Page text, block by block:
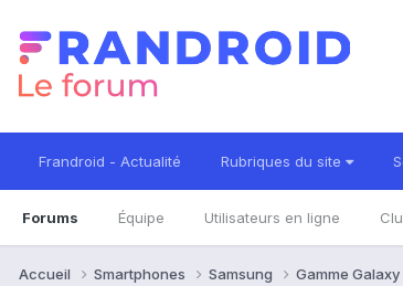
Frandroid - Actualité Rubriques du site
Forums Équipe Utilisateurs en ligne
Accueil Smartphones Samsung Gamme Galaxy